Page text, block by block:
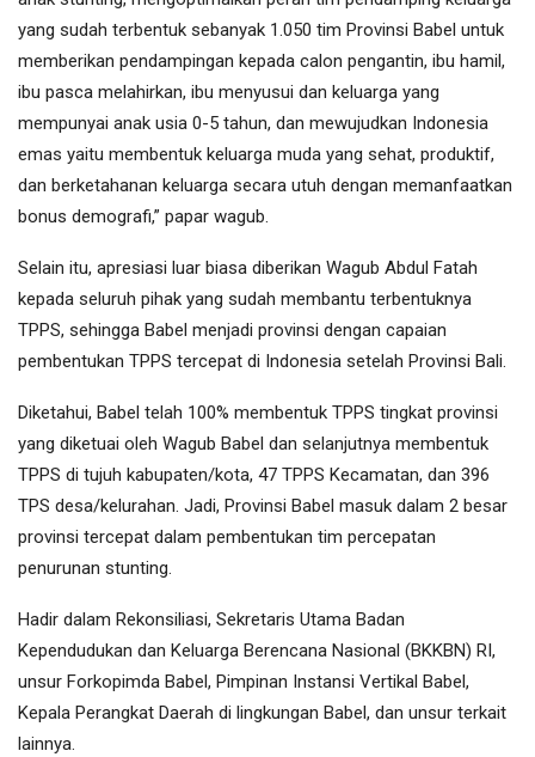
yang sudah terbentuk sebanyak 1.050 tim Provinsi Babel untuk
memberikan pendampingan kepada calon pengantin, ibu hamil,
ibu pasca melahirkan, ibu menyusui dan keluarga yang
mempunyai anak usia 0-5 tahun, dan mewujudkan Indonesia
emas yaitu membentuk keluarga muda yang sehat, produktif,
dan berketahanan keluarga secara utuh dengan memanfaatkan
bonus demografi,” papar wagub.
Selain itu, apresiasi luar biasa diberikan Wagub Abdul Fatah
kepada seluruh pihak yang sudah membantu terbentuknya
TPPS, sehingga Babel menjadi provinsi dengan capaian
pembentukan TPPS tercepat di Indonesia setelah Provinsi Bali.
Diketahui, Babel telah 100% membentuk TPPS tingkat provinsi
yang diketuai oleh Wagub Babel dan selanjutnya membentuk
TPPS di tujuh kabupaten/kota, 47 TPPS Kecamatan, dan 396
TPS desa/kelurahan. Jadi, Provinsi Babel masuk dalam 2 besar
provinsi tercepat dalam pembentukan tim percepatan
penurunan stunting.
Hadir dalam Rekonsiliasi, Sekretaris Utama Badan
Kependudukan dan Keluarga Berencana Nasional (BKKBN) RI,
unsur Forkopimda Babel, Pimpinan Instansi Vertikal Babel,
Kepala Perangkat Daerah di lingkungan Babel, dan unsur terkait
lainnya.